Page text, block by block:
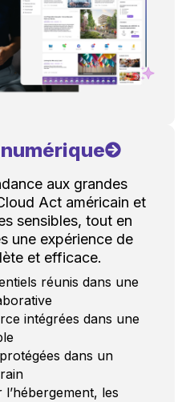
aux grandes
Act américain et
sensibles, tout en
une expérience de
et efficace.
réunis dans une
intégrées dans une
dans un
les